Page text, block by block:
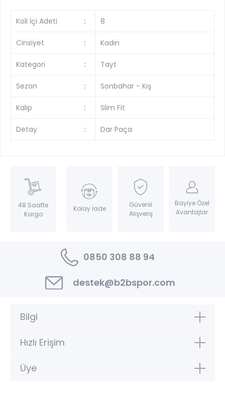
Koli İçi Adeti : 8
Cinsiyet : Kadın
Kategori : Tayt
Sezon : Sonbahar - Kış
Kalıp : Slim Fit
Detay : Dar Paça
48 Saatte
Kargo
Kolay İade
Güvenli
Alışveriş
Bayiye Özel
Avantajlar
0850 308 88 94
destek@b2bspor.com
Bilgi
Hızlı Erişim
Üye